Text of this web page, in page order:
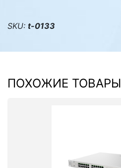
SKU: t-0133
ПОХОЖИЕ ТОВАРЫ